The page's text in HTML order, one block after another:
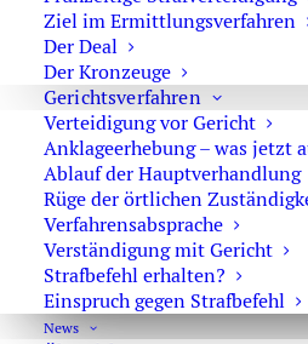
Ziel im Ermittlungsverfahren
Der Deal
Der Kronzeuge
Gerichtsverfahren
Verteidigung vor Gericht
Anklageerhebung – was jetzt
Ablauf der Hauptverhandlung
Rüge der örtlichen
Verfahrensabsprache
Verständigung mit Gericht
Strafbefehl erhalten?
Einspruch gegen Strafbefehl
News
die einzelnen Fälle konkret
Rechtsanwalt und
Strafrecht
Erfolgreiche
Celle hebt Urteil des